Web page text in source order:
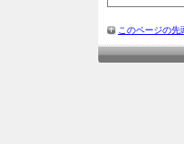
このページの先